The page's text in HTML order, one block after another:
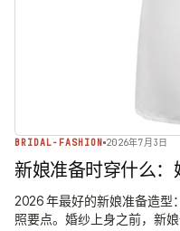
BRIDAL-FASHION 2026年7月3日
新娘准备时穿什么
2026 年最好的新娘准备造型
照要点。婚纱上身之前，新